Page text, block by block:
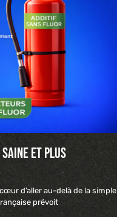
et plus
d’aller au-delà de la simple
prévoit